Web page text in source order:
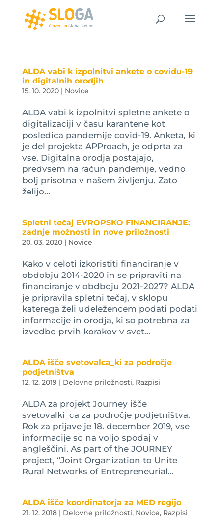
ALDA vabi k izpolnitvi ankete o covidu-19
in digitalnih orodjih
15. 10. 2020| Novice
ALDA vabi k izpolnitvi spletne ankete o
digitalizaciji v času karantene kot
posledica pandemije covid-19. Anketa, ki
je del projekta APProach, je odprta za
vse. Digitalna orodja postajajo,
predvsem na račun pandemije, vedno
bolj prisotna v našem življenju. Zato
želijo...
Spletni tečaj EVROPSKO FINANCIRANJE:
zadnje možnosti in nove priložnosti
20. 03. 2020| Novice
Kako v celoti izkoristiti financiranje v
obdobju 2014-2020 in se pripraviti na
financiranje v obdboju 2021-2027? ALDA
je pripravila spletni tečaj, v sklopu
katerega želi udeležencem podati podati
informacije in orodja, ki so potrebna za
izvedbo prvih korakov v svet...
ALDA išče svetovalca_ki za področje
podjetništva
12. 12. 2019 | Delovne priložnosti, Razpisi
ALDA za projekt Journey išče
svetovalki_ca za področje podjetništva.
Rok za prijave je 18. december 2019, vse
informacije so na voljo spodaj v
angleščini. As part of the JOURNEY
project, “Joint Organization to Unite
Rural Networks of Entrepreneurial...
ALDA išče koordinatorja za MED regijo
21. 12. 2018| Delovne priložnosti, Novice, Razpisi